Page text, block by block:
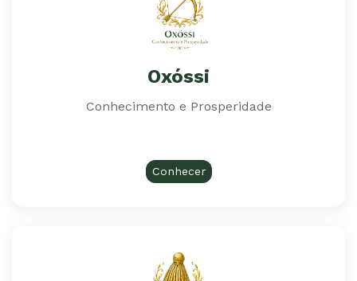
Oxóssi
Conhecimento e Prosperidade
Conhecer